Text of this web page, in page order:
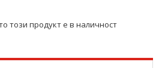
този продукт е в наличност